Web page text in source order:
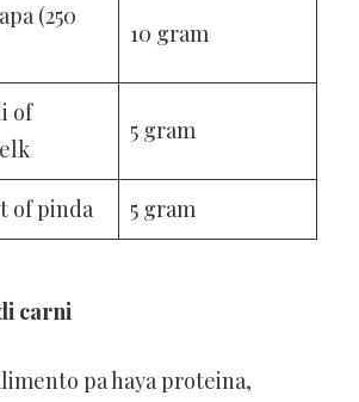
(250
10 gram
of
5 gram
of pinda 5 gram
carni
pa haya proteina,